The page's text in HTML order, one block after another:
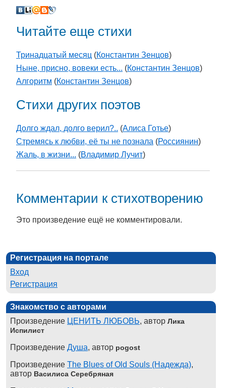
Читайте еще стихи
Тринадцатый месяц (Константин Зенцов)
Ныне, присно, вовеки есть... (Константин Зенцов)
Алгоритм (Константин Зенцов)
Стихи других поэтов
Долго ждал, долго верил?.. (Алиса Готье)
Стремясь к любви, её ты не познала (Россиянин)
Жаль, в жизни... (Владимир Лучит)
Комментарии к стихотворению
Это произведение ещё не комментировали.
Регистрация на портале
Вход
Регистрация
Знакомство с авторами
Произведение ЦЕНИТЬ ЛЮБОВЬ, автор Лика
Испилист
Произведение Душа, автор pogost
Произведение The Blues of Old Souls (Надежда),
автор Василиса Серебряная